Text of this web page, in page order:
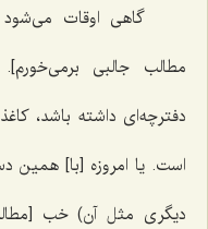
گاهی اوقات
مطالب جالبی
دفترچه‌ای داشته باشد،
است. یا امروزه [با] همین
دیگری مثل آن) خب